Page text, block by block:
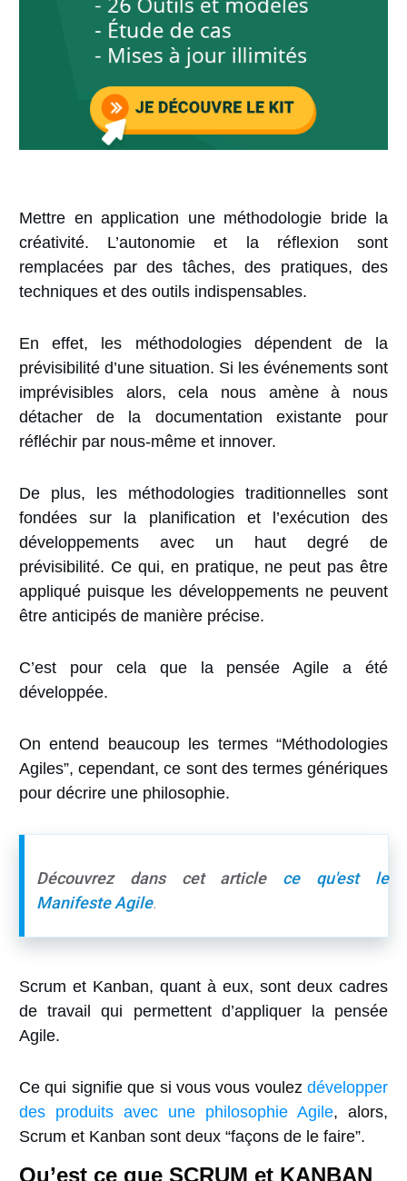
Mettre en application une méthodologie bride la
créativité. L’autonomie et la réflexion sont
remplacées par des tâches, des pratiques, des
techniques et des outils indispensables.
En effet, les méthodologies dépendent de la
prévisibilité d’une situation. Si les événements sont
imprévisibles alors, cela nous amène à nous
détacher de la documentation existante pour
réfléchir par nous-même et innover.
De plus, les méthodologies traditionnelles sont
fondées sur la planification et l’exécution des
développements avec un haut degré de
prévisibilité. Ce qui, en pratique, ne peut pas être
appliqué puisque les développements ne peuvent
être anticipés de manière précise.
C’est pour cela que la pensée Agile a été
développée.
On entend beaucoup les termes “Méthodologies
Agiles”, cependant, ce sont des termes génériques
pour décrire une philosophie.
Découvrez dans cet article ce qu'est le
Manifeste Agile.
Scrum et Kanban, quant à eux, sont deux cadres
de travail qui permettent d’appliquer la pensée
Agile.
Ce qui signifie que si vous vous voulez développer
des produits avec une philosophie Agile, alors,
Scrum et Kanban sont deux “façons de le faire”.
Qu’est ce que SCRUM et KANBAN